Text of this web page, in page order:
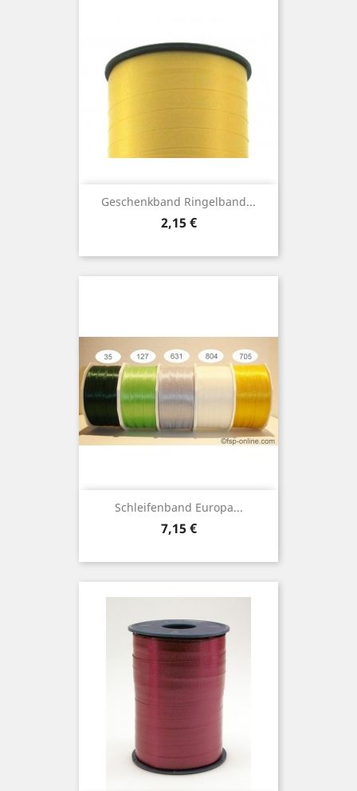
Geschenkband Ringelband...
Preis
2,15 €
Schleifenband Europa...
Preis
7,15 €